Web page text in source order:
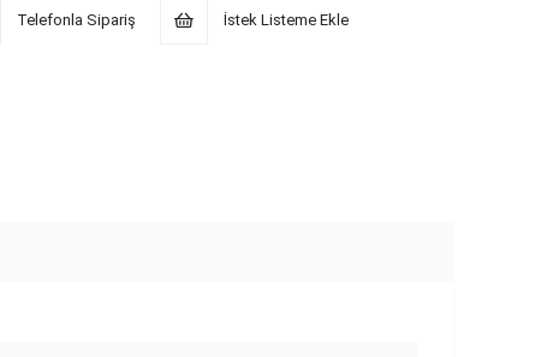
Telefonla Sipariş İstek Listeme Ekle